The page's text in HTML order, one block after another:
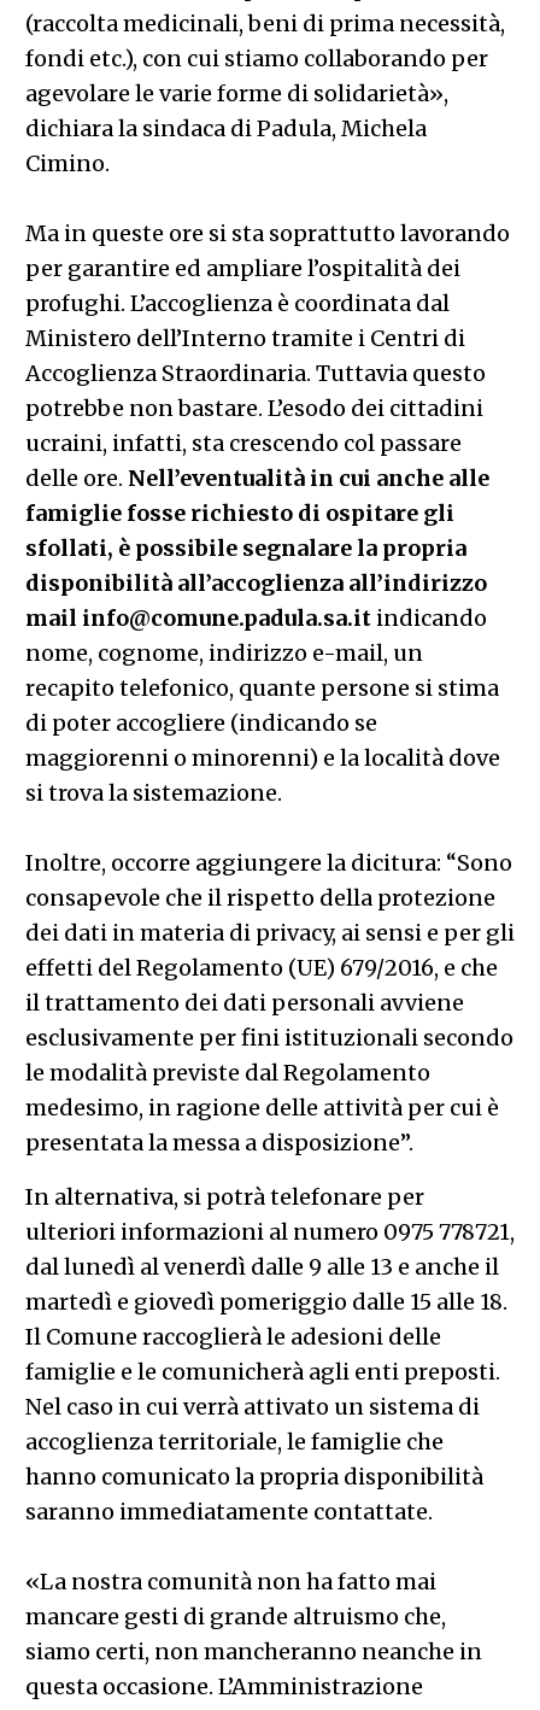
(raccolta medicinali, beni di prima necessità,
fondi etc.), con cui stiamo collaborando per
agevolare le varie forme di solidarietà»,
dichiara la sindaca di Padula, Michela
Cimino.
Ma in queste ore si sta soprattutto lavorando
per garantire ed ampliare l’ospitalità dei
profughi. L’accoglienza è coordinata dal
Ministero dell’Interno tramite i Centri di
Accoglienza Straordinaria. Tuttavia questo
potrebbe non bastare. L’esodo dei cittadini
ucraini, infatti, sta crescendo col passare
delle ore. Nell’eventualità in cui anche alle
famiglie fosse richiesto di ospitare gli
sfollati, è possibile segnalare la propria
disponibilità all’accoglienza all’indirizzo
mail info@comune.padula.sa.itindicando
nome, cognome, indirizzo e-mail, un
recapito telefonico, quante persone si stima
di poter accogliere (indicando se
maggiorenni o minorenni) e la località dove
si trova la sistemazione.
Inoltre, occorre aggiungere la dicitura: “Sono
consapevole che il rispetto della protezione
dei dati in materia di privacy, ai sensi e per gli
effetti del Regolamento (UE) 679/2016, e che
il trattamento dei dati personali avviene
esclusivamente per fini istituzionali secondo
le modalità previste dal Regolamento
medesimo, in ragione delle attività per cui è
presentata la messa a disposizione”.
In alternativa, si potrà telefonare per
ulteriori informazioni al numero 0975 778721,
dal lunedì al venerdì dalle 9 alle 13 e anche il
martedì e giovedì pomeriggio dalle 15 alle 18.
Il Comune raccoglierà le adesioni delle
famiglie e le comunicherà agli enti preposti.
Nel caso in cui verrà attivato un sistema di
accoglienza territoriale, le famiglie che
hanno comunicato la propria disponibilità
saranno immediatamente contattate.
«La nostra comunità non ha fatto mai
mancare gesti di grande altruismo che,
siamo certi, non mancheranno neanche in
questa occasione. L’Amministrazione